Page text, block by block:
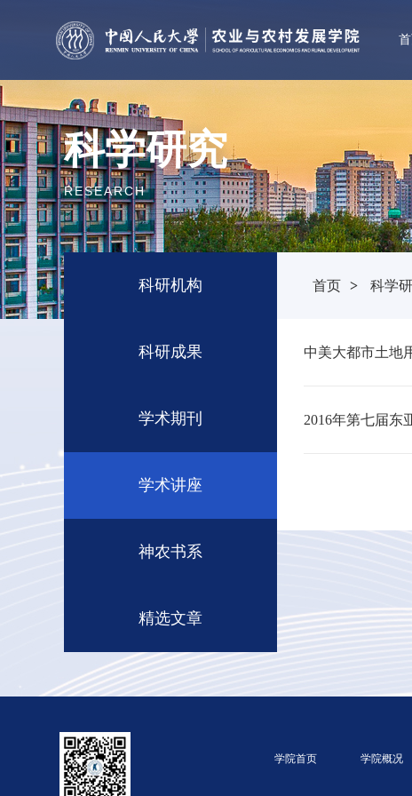
科学研究
RESEARCH
科研机构
科研成果
学术期刊
学术讲座
神农书系
精选文章
首页 > 科学
中美大都市土地
2016年第七届东
学院首页 学院概况